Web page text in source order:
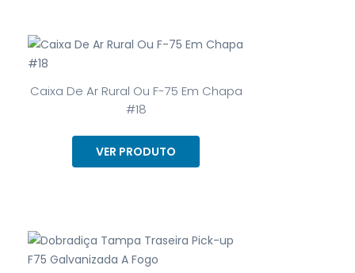
Caixa De Ar Rural Ou F-75 Em Chapa
#18
VER PRODUTO